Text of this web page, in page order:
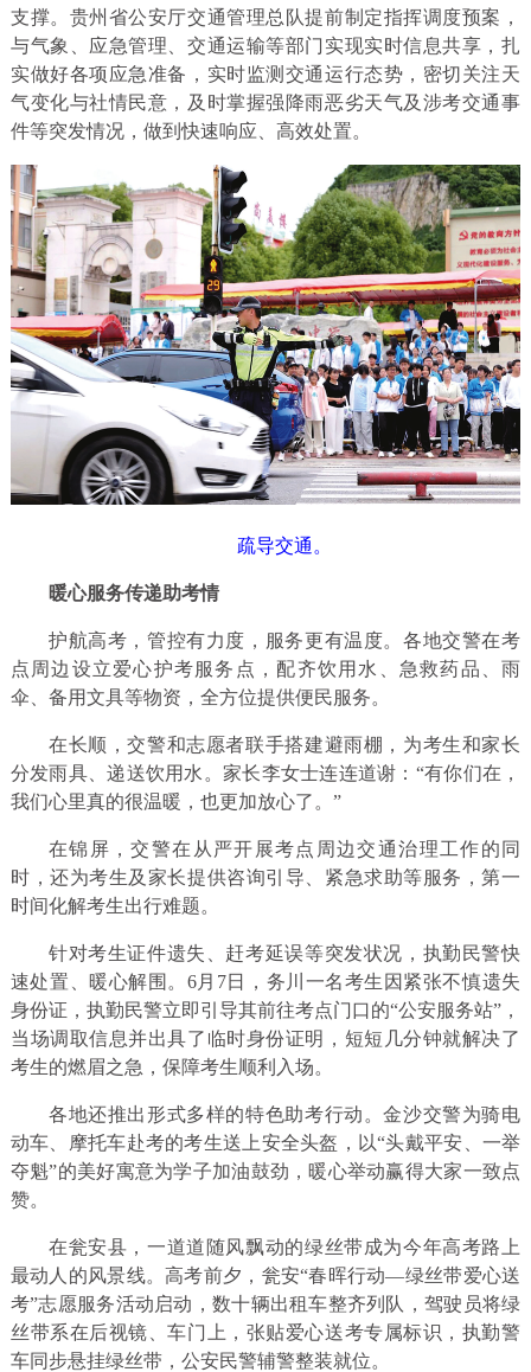
支撑。贵州省公安厅交通管理总队提前制定指挥调度预案，
与气象、应急管理、交通运输等部门实现实时信息共享，扎
实做好各项应急准备，实时监测交通运行态势，密切关注天
气变化与社情民意，及时掌握强降雨恶劣天气及涉考交通事
件等突发情况，做到快速响应、高效处置。
疏导交通。
暖心服务传递助考情
护航高考，管控有力度，服务更有温度。各地交警在考
点周边设立爱心护考服务点，配齐饮用水、急救药品、雨
伞、备用文具等物资，全方位提供便民服务。
在长顺，交警和志愿者联手搭建避雨棚，为考生和家长
分发雨具、递送饮用水。家长李女士连连道谢：“有你们在，
我们心里真的很温暖，也更加放心了。”
在锦屏，交警在从严开展考点周边交通治理工作的同
时，还为考生及家长提供咨询引导、紧急求助等服务，第一
时间化解考生出行难题。
针对考生证件遗失、赶考延误等突发状况，执勤民警快
速处置、暖心解围。6月7日，务川一名考生因紧张不慎遗失
身份证，执勤民警立即引导其前往考点门口的“公安服务站”，
当场调取信息并出具了临时身份证明，短短几分钟就解决了
考生的燃眉之急，保障考生顺利入场。
各地还推出形式多样的特色助考行动。金沙交警为骑电
动车、摩托车赴考的考生送上安全头盔，以“头戴平安、一举
夺魁”的美好寓意为学子加油鼓劲，暖心举动赢得大家一致点
赞。
在瓮安县，一道道随风飘动的绿丝带成为今年高考路上
最动人的风景线。高考前夕，瓮安“春晖行动—绿丝带爱心送
考”志愿服务活动启动，数十辆出租车整齐列队，驾驶员将绿
丝带系在后视镜、车门上，张贴爱心送考专属标识，执勤警
车同步悬挂绿丝带，公安民警辅警整装就位。